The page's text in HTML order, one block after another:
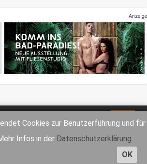
Cookies zur Benutzerführung und für
Infos in der Datenschutzerklärung
OK
Anzeige